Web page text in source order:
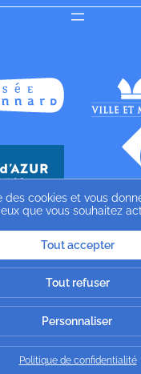
Website byGazelle
des cookies et vous
que vous souhaitez
Tout accepter
Tout refuser
Personnaliser
Politique de confidentialité